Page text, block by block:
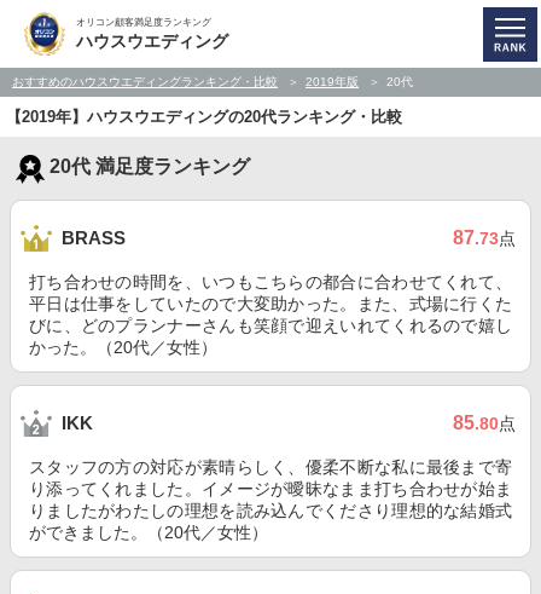
オリコン顧客満足度ランキング
ハウスウエディング
おすすめのハウスウエディングランキング・比較 2019年版 20代
【2019年】ハウスウエディングの20代ランキング・比較
20代 満足度ランキング
BRASS 87.73点
打ち合わせの時間を、いつもこちらの都合に合わせてくれて、
平日は仕事をしていたので大変助かった。また、式場に行くた
びに、どのプランナーさんも笑顔で迎えいれてくれるので嬉し
かった。（20代／女性）
IKK 85.80点
スタッフの方の対応が素晴らしく、優柔不断な私に最後まで寄
り添ってくれました。イメージが曖昧なまま打ち合わせが始ま
りましたがわたしの理想を読み込んでくださり理想的な結婚式
ができました。（20代／女性）